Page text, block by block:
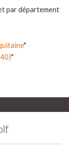
par département
"
"